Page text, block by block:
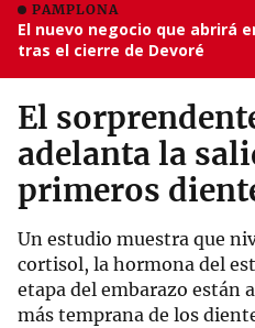
PAMPLONA
El nuevo negocio que abrirá
tras el cierre de Devoré
El
adelanta la
primeros
Un estudio muestra que
cortisol, la hormona del
etapa del embarazo están
más temprana de los